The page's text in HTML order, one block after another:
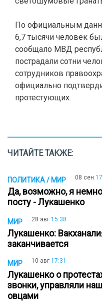
По официальным
6,7 тысячи человек
сообщало МВД
пострадали сотни
сотрудников
официально
протестующих.
ЧИТАЙТЕ ТАКЖЕ:
ПОЛИТИКА / МИР 08 сен
Да, возможно, я
посту - Лукашенко
МИР 28 авг 15:38
Лукашенко:
заканчивается
МИР 10 авг 17:31
Лукашенко о
звонки, управляли
овцами